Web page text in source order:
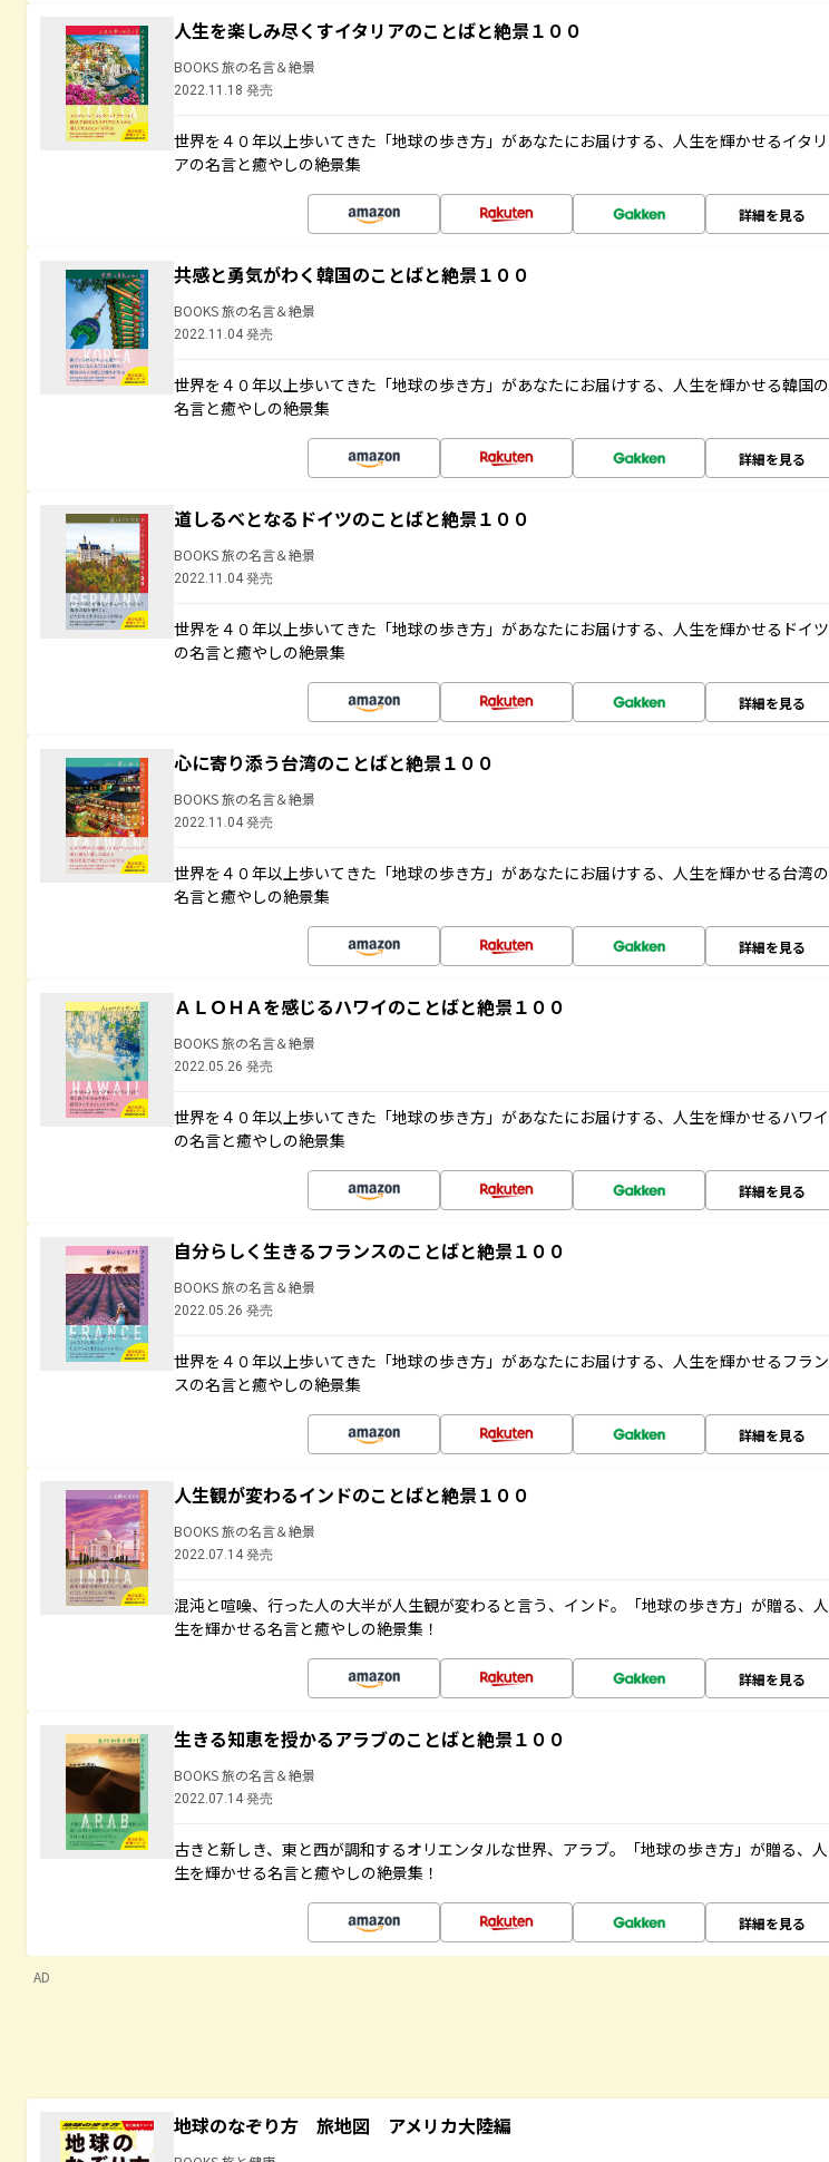
人生を楽しみ尽くすイタリアのことばと絶景１００
BOOKS 旅の名言＆絶景
2022.11.18 発売
世界を４０年以上歩いてきた「地球の歩き方」があなたにお届けする、人生を輝かせるイタリ
アの名言と癒やしの絶景集
詳細を見る
共感と勇気がわく韓国のことばと絶景１００
BOOKS 旅の名言＆絶景
2022.11.04 発売
世界を４０年以上歩いてきた「地球の歩き方」があなたにお届けする、人生を輝かせる韓国の
名言と癒やしの絶景集
詳細を見る
道しるべとなるドイツのことばと絶景１００
BOOKS 旅の名言＆絶景
2022.11.04 発売
世界を４０年以上歩いてきた「地球の歩き方」があなたにお届けする、人生を輝かせるドイツ
の名言と癒やしの絶景集
詳細を見る
心に寄り添う台湾のことばと絶景１００
BOOKS 旅の名言＆絶景
2022.11.04 発売
世界を４０年以上歩いてきた「地球の歩き方」があなたにお届けする、人生を輝かせる台湾の
名言と癒やしの絶景集
詳細を見る
ＡＬＯＨＡを感じるハワイのことばと絶景１００
BOOKS 旅の名言＆絶景
2022.05.26 発売
世界を４０年以上歩いてきた「地球の歩き方」があなたにお届けする、人生を輝かせるハワイ
の名言と癒やしの絶景集
詳細を見る
自分らしく生きるフランスのことばと絶景１００
BOOKS 旅の名言＆絶景
2022.05.26 発売
世界を４０年以上歩いてきた「地球の歩き方」があなたにお届けする、人生を輝かせるフラン
スの名言と癒やしの絶景集
詳細を見る
人生観が変わるインドのことばと絶景１００
BOOKS 旅の名言＆絶景
2022.07.14 発売
混沌と喧噪、行った人の大半が人生観が変わると言う、インド。「地球の歩き方」が贈る、人
生を輝かせる名言と癒やしの絶景集！
詳細を見る
生きる知恵を授かるアラブのことばと絶景１００
BOOKS 旅の名言＆絶景
2022.07.14 発売
古きと新しき、東と西が調和するオリエンタルな世界、アラブ。「地球の歩き方」が贈る、人
生を輝かせる名言と癒やしの絶景集！
詳細を見る
AD
地球のなぞり方 旅地図 アメリカ大陸編